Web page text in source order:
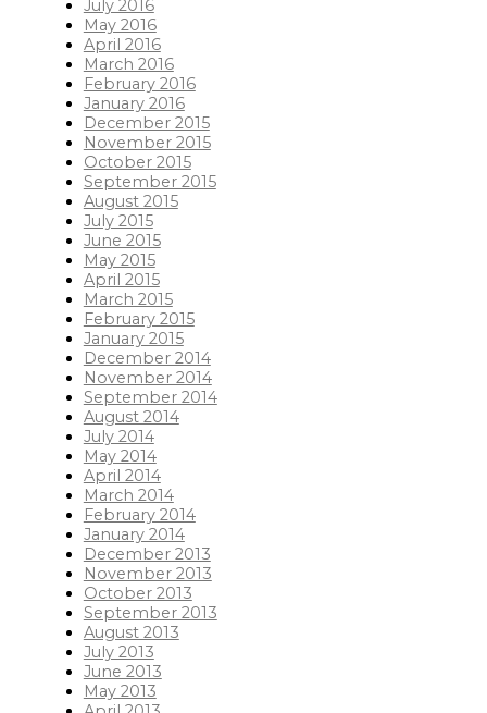
July 2016
May 2016
April 2016
March 2016
February 2016
January 2016
December 2015
November 2015
October 2015
September 2015
August 2015
July 2015
June 2015
May 2015
April 2015
March 2015
February 2015
January 2015
December 2014
November 2014
September 2014
August 2014
July 2014
May 2014
April 2014
March 2014
February 2014
January 2014
December 2013
November 2013
October 2013
September 2013
August 2013
July 2013
June 2013
May 2013